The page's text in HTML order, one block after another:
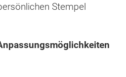
Stempel